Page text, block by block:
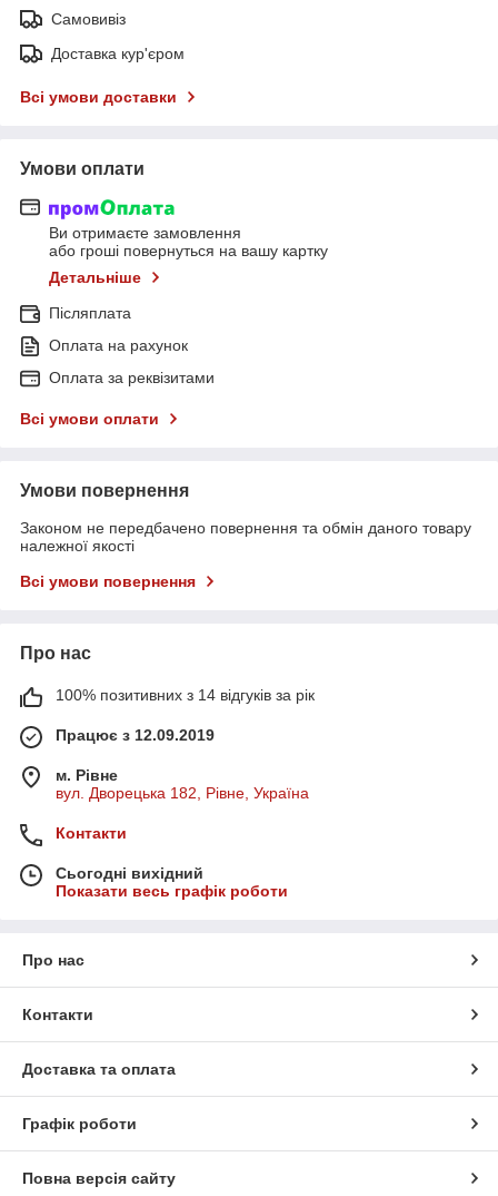
Самовивіз
Доставка кур'єром
Всі умови доставки
Умови оплати
Ви отримаєте замовлення
або гроші повернуться на вашу картку
Детальніше
Післяплата
Оплата на рахунок
Оплата за реквізитами
Всі умови оплати
Умови повернення
Законом не передбачено повернення та обмін даного товару
належної якості
Всі умови повернення
Про нас
100% позитивних з 14 відгуків за рік
Працює з 12.09.2019
м. Рівне
вул. Дворецька 182, Рівне, Україна
Контакти
Сьогодні вихідний
Показати весь графік роботи
Про нас
Контакти
Доставка та оплата
Графік роботи
Повна версія сайту